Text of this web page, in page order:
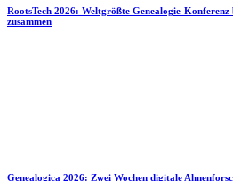
RootsTech 2026: Weltgrößte Genealogie-
zusammen
Genealogica 2026: Zwei Wochen digitale